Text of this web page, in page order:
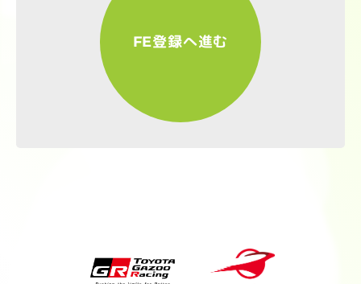
FE登録へ進む